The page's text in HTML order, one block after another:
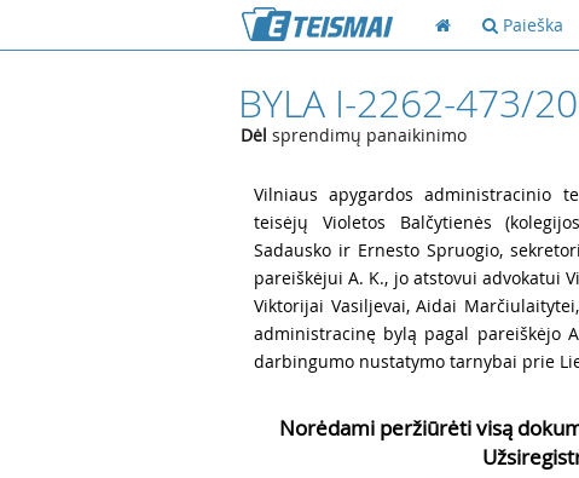
Paieška
BYLA I-2262-473/
Dėl sprendimų panaikinimo
Vilniaus apygardos administracinio
teisėjų Violetos Balčytienės
Sadausko ir Ernesto Spruogio,
pareiškėjuiA. K., jo atstovui advokatui
Viktorijai Vasiljevai, Aidai
administracinę bylą pagal pareiškėjo
darbingumo nustatymo tarnybai prie
Norėdami peržiūrėti visą